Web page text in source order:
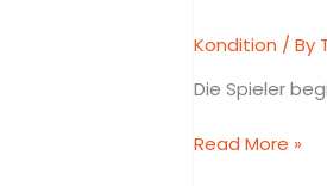
Kondition / By
Die Spieler
Read More »